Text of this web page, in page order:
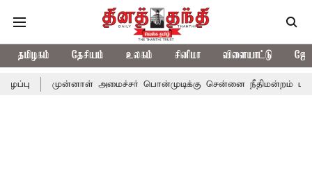
தமிழகம் தேசியம் உலகம் சினிமா விளையாட்டு
முன்னாள் அமைச்சர் பொன்முடிக்கு சென்னை நீதிமன்றம் பிடிவாராண்ட்